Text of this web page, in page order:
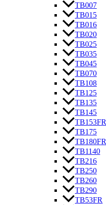
TB007
TB015
TB016
TB020
TB025
TB035
TB045
TB070
TB108
TB125
TB135
TB145
TB153FR
TB175
TB180FR
TB1140
TB216
TB250
TB260
TB290
TB53FR